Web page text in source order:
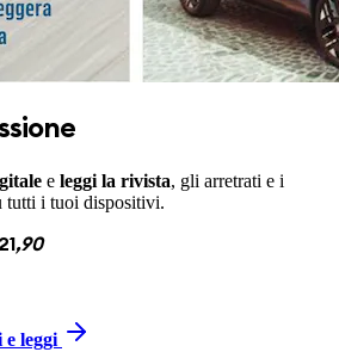
e leggi la rivista, gli arretrati e i
tutti i tuoi dispositivi.
21 ,90
e leggi